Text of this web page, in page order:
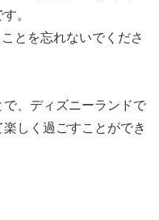
。
とを忘れないでくださ
、ディズニーランドで
しく過ごすことができ